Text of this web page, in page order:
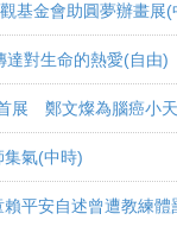
基金會助圓夢辦畫展
對生命的熱愛(自由)
展 鄭文燦為腦癌小
氣(中時)
平安自述曾遭教練體